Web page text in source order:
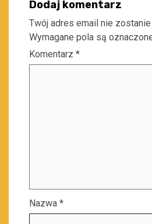
Dodaj komentarz
Twój adres email nie
Wymagane pola są
Komentarz *
Nazwa *